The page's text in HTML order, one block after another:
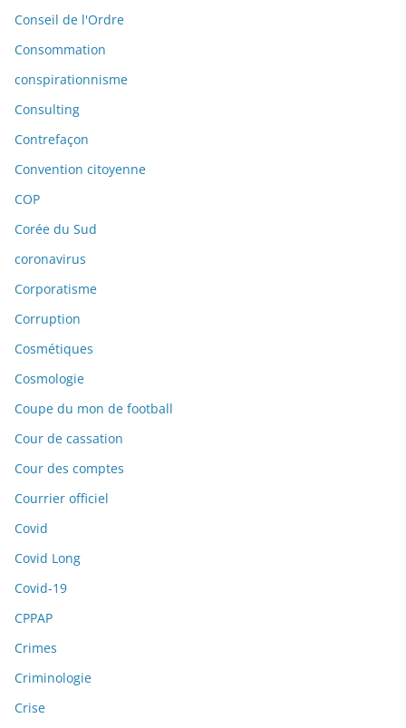
Conseil de l'Ordre
Consommation
conspirationnisme
Consulting
Contrefaçon
Convention citoyenne
COP
Corée du Sud
coronavirus
Corporatisme
Corruption
Cosmétiques
Cosmologie
Coupe du mon de football
Cour de cassation
Cour des comptes
Courrier officiel
Covid
Covid Long
Covid-19
CPPAP
Crimes
Criminologie
Crise